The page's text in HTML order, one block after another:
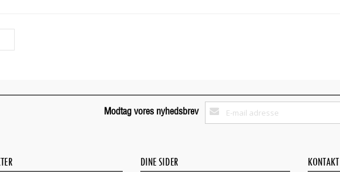
Modtag vores nyhedsbrev
Tilmeld
dig
DINE SIDER KONTAKT